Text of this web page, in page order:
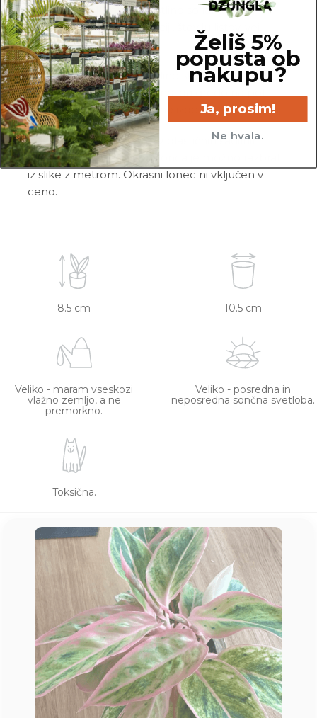
prikazano in kupljeno rastlino so lahko manjše
razlike v velikosti, variegaciji, številu listov, vej,
cvetov, itd …
Pred pošiljanjem vse rastline skrbno
pregledamo in zagotovimo, da gredo na pot
zdrave in čim bolj podobne izdelku na fotografiji.
Vse rastline so primarno v plastičnih sadilnih
lončkih. Višino sadilnega lonca je možno razbrati
iz slike z metrom. Okrasni lonec ni vključen v
ceno.
8.5 cm 10.5 cm
Veliko - maram vseskozi
vlažno zemljo, a ne
premorkno.
Veliko - posredna in
neposredna sončna svetloba.
Toksična.
Želiš 5%
popusta ob
nakupu?
Ja, prosim!
Ne hvala.